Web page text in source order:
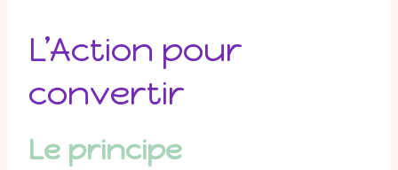
L’Action pour
convertir
Le principe